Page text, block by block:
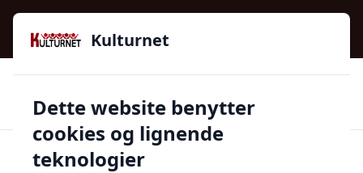
Kulturnet - Alt Det Gode I Livet | Din Kulturguide Siden
2016
97 kategorier 👍Kun godkendte butikker
Kulturnet
Dette website benytter
cookies og lignende
teknologier